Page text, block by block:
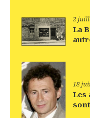
2
La
18
Les